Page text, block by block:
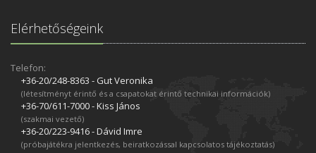
Elérhetőségeink
Telefon:
+36-20/248­-8363 - Gut Veronika
(létesítményt érintő és a csapatokat érintő technikai információk)
+36-70/611­-7000 - Kiss János
(szakmai vezető)
+36-20/223­-9416 - Dávid Imre
(próbajátékra jelentkezés, beiratkozással kapcsolatos tájékoztatás)